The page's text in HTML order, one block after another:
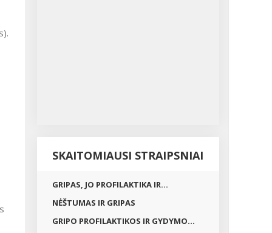
SKAITOMIAUSI STRAIPSNIAI
GRIPAS, JO PROFILAKTIKA IR...
NĖŠTUMAS IR GRIPAS
GRIPO PROFILAKTIKOS IR GYDYMO...